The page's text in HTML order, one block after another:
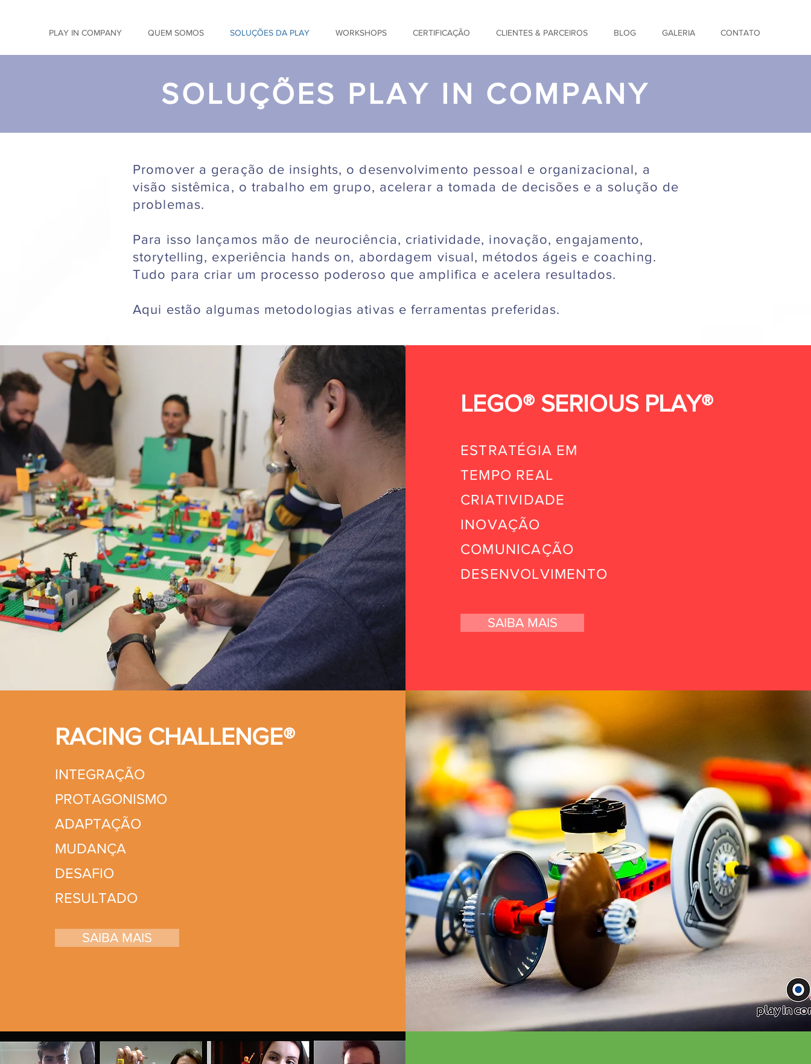
PLAY IN COMPANY QUEM SOMOS SOLUÇÕES DA PLAY WORKSHOPS CERTIFICAÇÃO CLIENTES & PARCEIROS BLOG GALERIA CONTATO
SOLUÇÕES PLAY IN COMPANY
Promover a geração de insights, o desenvolvimento pessoal e organizacional, a
visão sistêmica, o trabalho em grupo, acelerar a tomada de decisões e a solução de
problemas.
Para isso lançamos mão de neurociência, criatividade, inovação, engajamento,
storytelling, experiência hands on, abordagem visual, métodos ágeis e coaching.
Tudo para criar um processo poderoso que amplifica e acelera resultados.
Aqui estão algumas metodologias ativas e ferramentas preferidas.
LEGO® SERIOUS PLAY®
ESTRATÉGIA EM
TEMPO REAL
CRIATIVIDADE
INOVAÇÃO
COMUNICAÇÃO
DESENVOLVIMENTO
SAIBA MAIS
RACING CHALLENGE®
INTEGRAÇÃO
PROTAGONISMO
ADAPTAÇÃO
MUDANÇA
DESAFIO
RESULTADO
SAIBA MAIS